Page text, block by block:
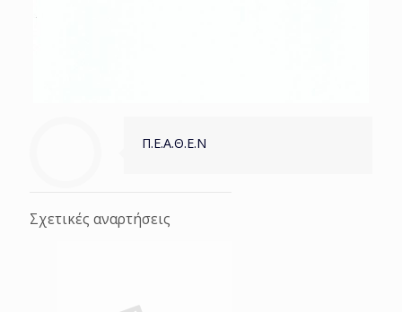
Π.Ε.Α.Θ.Ε.Ν
Σχετικές αναρτήσεις